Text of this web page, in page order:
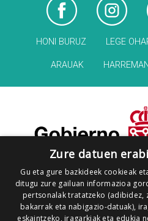
HONI BURUZ LEGE
ARAUAK
Zure datuen
Gu eta gure bazkideek cookieak
ditugu zure gailuan informazioa
pertsonalak tratatzeko (adibidez,
bakarrak eta nabigazio-datuak),
eskaintzeko, iragarkiak eta edukia